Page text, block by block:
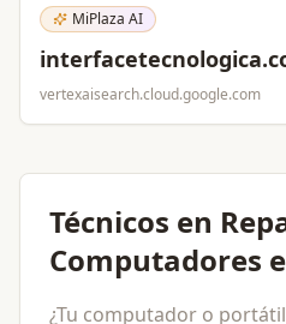
MiPlaza AI
vertexaisearch.cloud.google.com
Técnicos en
Computadores
¿Tu computador o